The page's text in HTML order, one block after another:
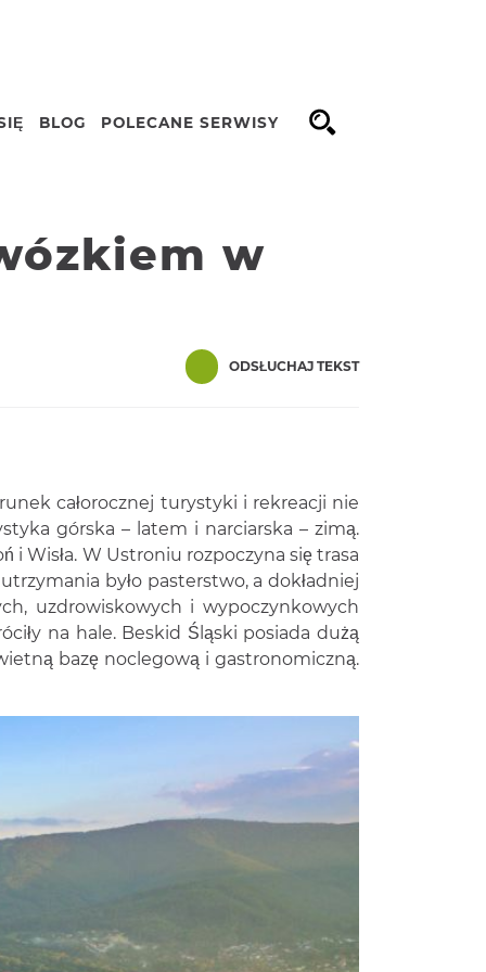
BLOG POLECANE SERWISY
w
ODSŁUCHAJ TEKST
całorocznej turystyki i rekreacji nie
górska – latem i narciarska – zimą.
i Wisła. W Ustroniu rozpoczyna się trasa
było pasterstwo, a dokładniej
uzdrowiskowych i wypoczynkowych
na hale. Beskid Śląski posiada dużą
bazę noclegową i gastronomiczną.